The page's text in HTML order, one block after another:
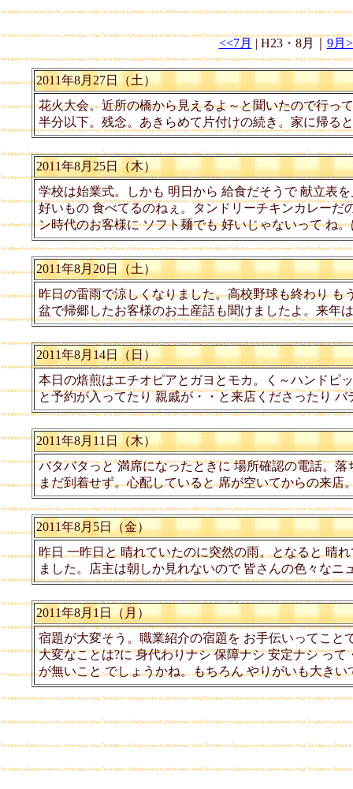
<<7月 | H23・8月｜ 9月
2011年8月27日（土）
花火大会。近所の橋から見えるよ～と聞いたので行っ
半分以下。残念。あきらめて片付けの続き。家に帰る
2011年8月25日（木）
学校は始業式。しかも 明日から 給食だそうで 献立表
好いもの 食べてるのねぇ。タンドリーチキンカレーだ
ン時代のお客様に ソフト麺でも 好いじゃないって ね
2011年8月20日（土）
昨日の雷雨で涼しくなりました。高校野球も終わり も
盆で帰郷したお客様のお土産話も聞けましたよ。来年
2011年8月14日（日）
本日の焙煎はエチオピアとガヨとモカ。く～ハンドピ
と予約が入ってたり 親戚が・・と来店くださったり
2011年8月11日（木）
バタバタっと 満席になったときに 場所確認の電話。
まだ到着せず。心配していると 席が空いてからの来店
2011年8月5日（金）
昨日 一昨日と 晴れていたのに突然の雨。となると 晴
ました。店主は朝しか見れないので 皆さんの色々なニ
2011年8月1日（月）
宿題が大変そう。職業紹介の宿題を お手伝いってこと
大変なことは?に 身代わりナシ 保障ナシ 安定ナシ っ
が無いこと でしょうかね。もちろん やりがいも大きい